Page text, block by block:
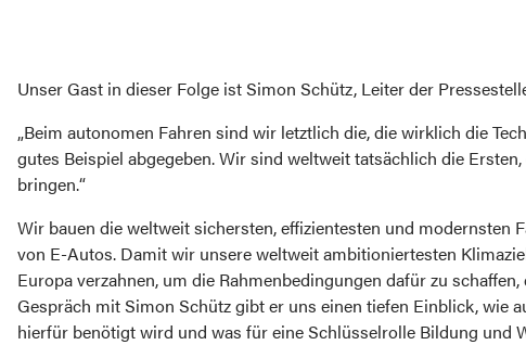
Unser Gast in dieser Folge ist Simon Schütz, Leiter der
„Beim autonomen Fahren sind wir letztlich die, die wirklich die
gutes Beispiel abgegeben. Wir sind weltweit tatsächlich die
bringen.“
Wir bauen die weltweit sichersten, effizientesten und modernsten
von E-Autos. Damit wir unsere weltweit ambitioniertesten
Europa verzahnen, um die Rahmenbedingungen dafür zu
Gespräch mit Simon Schütz gibt er uns einen tiefen Einblick, wie
hierfür benötigt wird und was für eine Schlüsselrolle Bildung und